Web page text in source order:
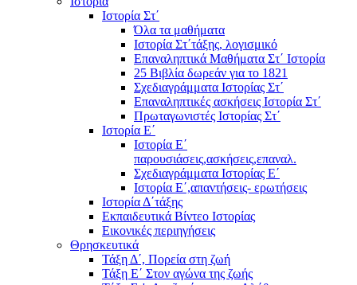
Ιστορία Στ΄
Όλα τα μαθήματα
Ιστορία Στ΄τάξης, λογισμικό
Επαναληπτικά Μαθήματα Στ΄ Ιστορία
25 Βιβλία δωρεάν για το 1821
Σχεδιαγράμματα Ιστορίας Στ΄
Επαναληπτικές ασκήσεις Ιστορία Στ΄
Πρωταγωνιστές Ιστορίας Στ΄
Ιστορία Ε΄
Ιστορία Ε΄
παρουσιάσεις,ασκήσεις,επαναλ.
Σχεδιαγράμματα Ιστορίας Ε΄
Ιστορία Ε΄,απαντήσεις- ερωτήσεις
Ιστορία Δ΄τάξης
Εκπαιδευτικά Βίντεο Ιστορίας
Εικονικές περιηγήσεις
Θρησκευτικά
Τάξη Δ΄, Πορεία στη ζωή
Τάξη Ε΄ Στον αγώνα της ζωής